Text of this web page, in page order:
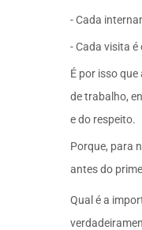
- Cada
- Cada visita é
É por isso
de trabalho,
e do respeito.
Porque, para
antes do
Qual é a